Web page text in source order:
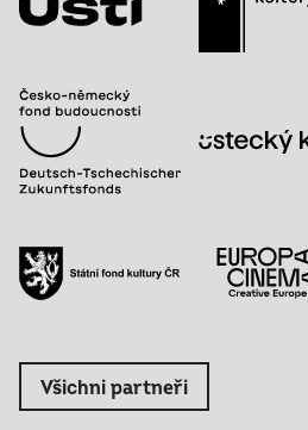
Všichni partneři